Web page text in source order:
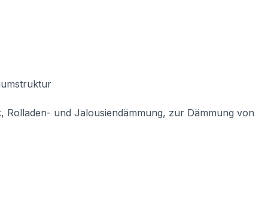
und Jalousiendämmung, zur Dämmung von